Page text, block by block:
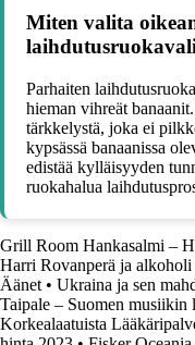
Miten valita
Parhaiten
hieman vihreät
tärkkelystä, joka ei
kypsässä banaanissa
edistää kylläisyyden
ruokahalua
Grill Room Hankasalmi –
Harri Rovanperä ja alkoholi
Äänet • Ukraina ja sen
Taipale – Suomen musiikin
Korkealaatuista